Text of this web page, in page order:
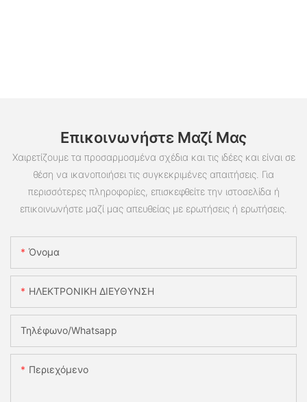
Επικοινωνήστε Μαζί Μας
Χαιρετίζουμε τα προσαρμοσμένα σχέδια και τις ιδέες και είναι σε
θέση να ικανοποιήσει τις συγκεκριμένες απαιτήσεις. Για
περισσότερες πληροφορίες, επισκεφθείτε την ιστοσελίδα ή
επικοινωνήστε μαζί μας απευθείας με ερωτήσεις ή ερωτήσεις.
Όνομα
ΗΛΕΚΤΡΟΝΙΚΗ ΔΙΕΥΘΥΝΣΗ
Τηλέφωνο/whatsapp
Περιεχόμενο